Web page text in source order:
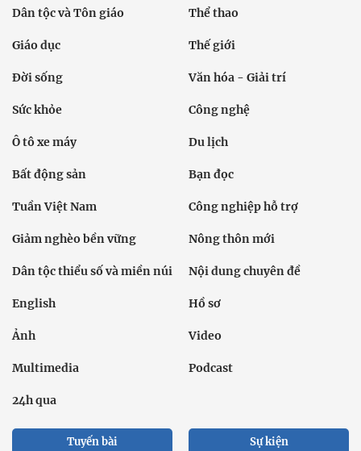
Dân tộc và Tôn giáo Thể thao
Giáo dục Thế giới
Đời sống Văn hóa - Giải trí
Sức khỏe Công nghệ
Ô tô xe máy Du lịch
Bất động sản Bạn đọc
Tuần Việt Nam Công nghiệp hỗ trợ
Giảm nghèo bền vững Nông thôn mới
Dân tộc thiểu số và miền núi Nội dung chuyên đề
English Hồ sơ
Ảnh Video
Multimedia Podcast
24h qua
Tuyến bài Sự kiện